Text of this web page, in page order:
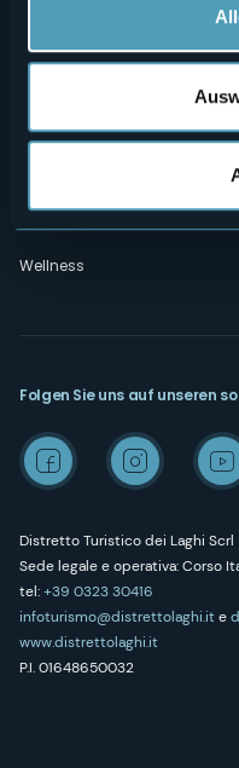
Cookie Policy
Amministrazione trasparente
Erlebnisse
Wellness
Distretto Turistico dei Laghi Scrl
Sede legale e operativa: Corso
tel:+39 0323 30416
infoturismo@distrettolaghi.ite
www.distrettolaghi.it
P.I. 01648650032
Folgen Sie uns auf unseren